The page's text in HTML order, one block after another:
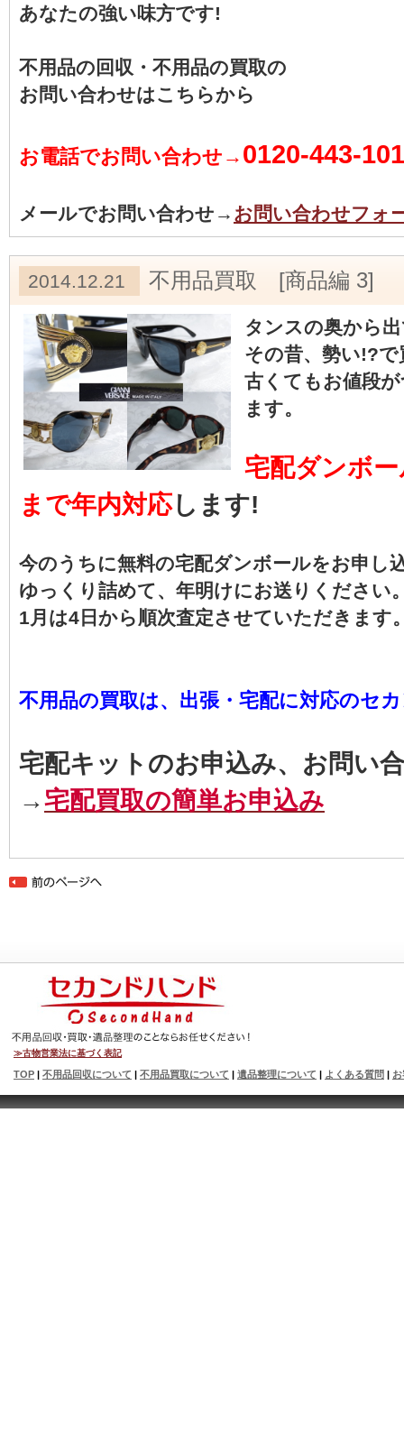
あなたの強い味方です!
不用品の回収・不用品の買取の
お問い合わせはこちらから
お電話でお問い合わせ→ 0120-443-101
メールでお問い合わせ→ お問い合わせフォ
2014.12.21 不用品買取 [商品編 3]
タンスの奥から
その昔、勢い!?
古くてもお値段
ます。
宅配ダンボ
まで年内対応します!
今のうちに無料の宅配ダンボールをお申し
ゆっくり詰めて、年明けにお送りください
1月は4日から順次査定させていただきます
不用品の買取は、出張・宅配に対応のセ
宅配キットのお申込み、お問い
→宅配買取の簡単お申込み
≫古物営業法に基づく表記
TOP | 不用品回収について | 不用品買取について | 遺品整理について | よくある質問 |